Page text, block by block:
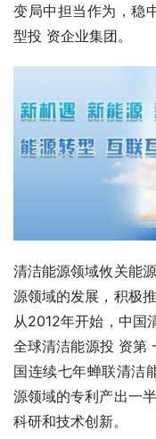
变局中担当作为，稳
型投 资企业集团。
清洁能源领域攸关能
源领域的发展，积极
从2012年开始，中国
全球清洁能源投 资第
国连续七年蝉联清洁
源领域的专利产出一
科研和技术创新。